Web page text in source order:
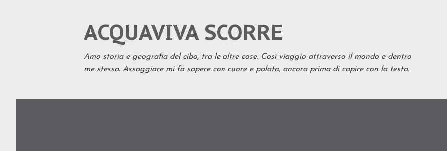
ACQUAVIVA SCORRE
Amo storia e geografia del cibo, tra le altre cose. Così viaggio attraverso il mondo e dentro
me stessa. Assaggiare mi fa sapere con cuore e palato, ancora prima di capire con la testa.